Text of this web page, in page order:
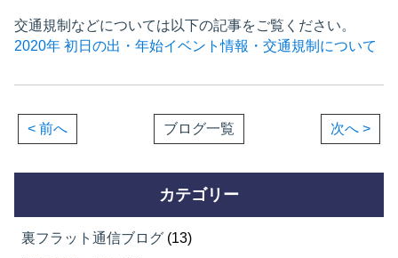
交通規制などについては以下の記事をご覧ください。
2020年 初日の出・年始イベント情報・交通規制について
< 前へ ブログ一覧 次へ >
カテゴリー
裏フラット通信ブログ (13)